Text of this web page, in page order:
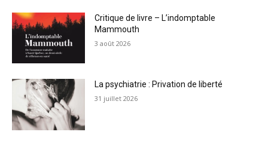
Critique de livre – L’indomptable
Mammouth
3 août 2026
La psychiatrie : Privation de liberté
31 juillet 2026